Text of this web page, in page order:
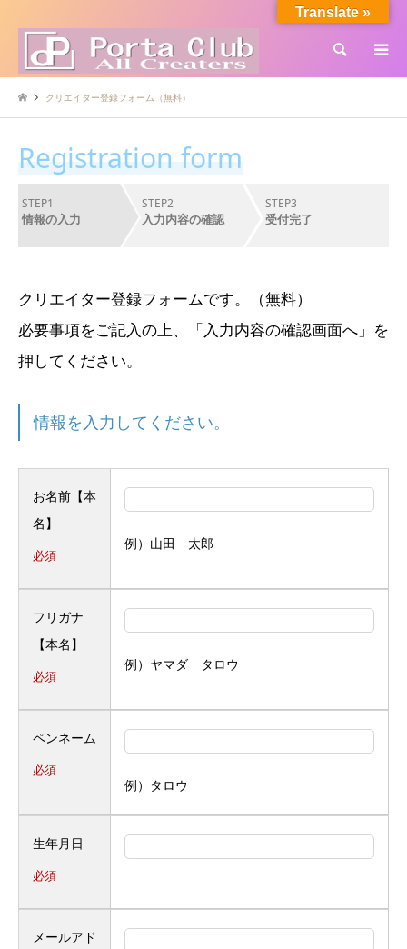
検索
クリエイター登録フォーム（無料）
Registration form
STEP1
情報の入力
STEP2
入力内容の確認
STEP3
受付完了
クリエイター登録フォームです。（無料）
必要事項をご記入の上、「入力内容の確認画面へ」を
押してください。
情報を入力してください。
お名前【本
名】
必須
例）山田 太郎
フリガナ
【本名】
必須
例）ヤマダ タロウ
ペンネーム
必須
例）タロウ
生年月日
必須
メールアド
Translate »